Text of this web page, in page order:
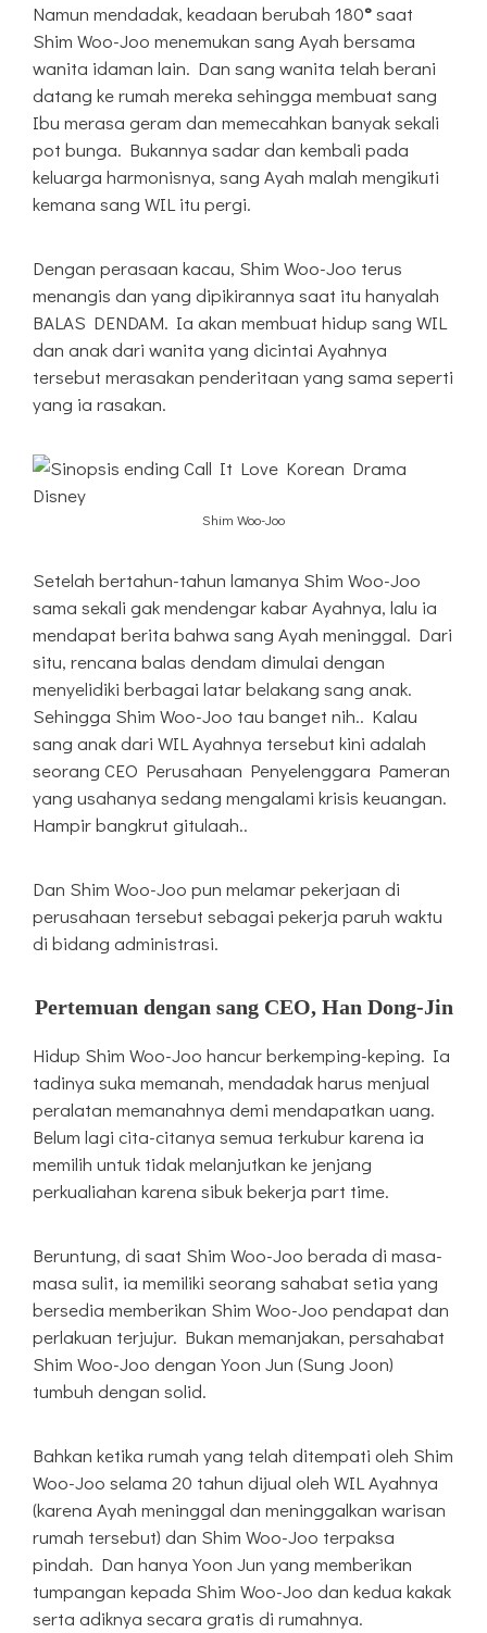
Namun mendadak, keadaan berubah 180°saat
Shim Woo-Joo menemukan sang Ayah bersama
wanita idaman lain. Dan sang wanita telah berani
datang ke rumah mereka sehingga membuat sang
Ibu merasa geram dan memecahkan banyak sekali
pot bunga. Bukannya sadar dan kembali pada
keluarga harmonisnya, sang Ayah malah mengikuti
kemana sang WIL itu pergi.
Dengan perasaan kacau, Shim Woo-Joo terus
menangis dan yang dipikirannya saat itu hanyalah
BALAS DENDAM. Ia akan membuat hidup sang WIL
dan anak dari wanita yang dicintai Ayahnya
tersebut merasakan penderitaan yang sama seperti
yang ia rasakan.
Shim Woo-Joo
Setelah bertahun-tahun lamanya Shim Woo-Joo
sama sekali gak mendengar kabar Ayahnya, lalu ia
mendapat berita bahwa sang Ayah meninggal. Dari
situ, rencana balas dendam dimulai dengan
menyelidiki berbagai latar belakang sang anak.
Sehingga Shim Woo-Joo tau banget nih.. Kalau
sang anak dari WIL Ayahnya tersebut kini adalah
seorang CEO Perusahaan Penyelenggara Pameran
yang usahanya sedang mengalami krisis keuangan.
Hampir bangkrut gitulaah..
Dan Shim Woo-Joo pun melamar pekerjaan di
perusahaan tersebut sebagai pekerja paruh waktu
di bidang administrasi.
Pertemuan dengan sang CEO, Han Dong-Jin
Hidup Shim Woo-Joo hancur berkemping-keping. Ia
tadinya suka memanah, mendadak harus menjual
peralatan memanahnya demi mendapatkan uang.
Belum lagi cita-citanya semua terkubur karena ia
memilih untuk tidak melanjutkan ke jenjang
perkualiahan karena sibuk bekerja part time.
Beruntung, di saat Shim Woo-Joo berada di masa-
masa sulit, ia memiliki seorang sahabat setia yang
bersedia memberikan Shim Woo-Joo pendapat dan
perlakuan terjujur. Bukan memanjakan, persahabat
Shim Woo-Joo dengan Yoon Jun (Sung Joon)
tumbuh dengan solid.
Bahkan ketika rumah yang telah ditempati oleh Shim
Woo-Joo selama 20 tahun dijual oleh WIL Ayahnya
(karena Ayah meninggal dan meninggalkan warisan
rumah tersebut) dan Shim Woo-Joo terpaksa
pindah. Dan hanya Yoon Jun yang memberikan
tumpangan kepada Shim Woo-Joo dan kedua kakak
serta adiknya secara gratis di rumahnya.